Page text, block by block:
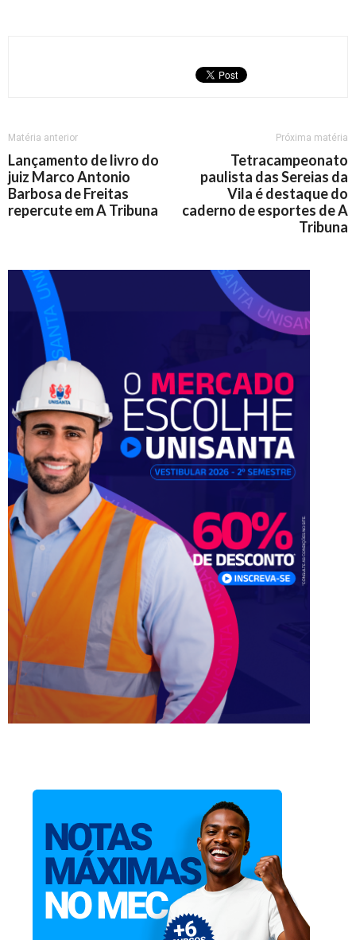
Matéria anterior
Lançamento de livro do
juiz Marco Antonio
Barbosa de Freitas
repercute em A Tribuna
Próxima matéria
Tetracampeonato
paulista das Sereias da
Vila é destaque do
caderno de esportes de A
Tribuna